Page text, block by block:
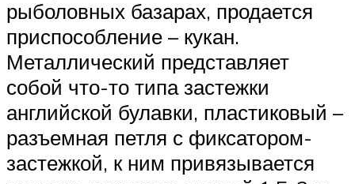
рыболовных базарах, продается
приспособление – кукан.
Металлический представляет
собой что-то типа застежки
английской булавки, пластиковый –
разъемная петля с фиксатором-
застежкой, к ним привязывается